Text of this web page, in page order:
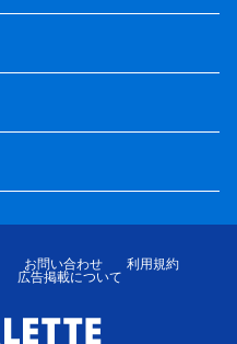
お問い合わせ
利用規約
広告掲載について